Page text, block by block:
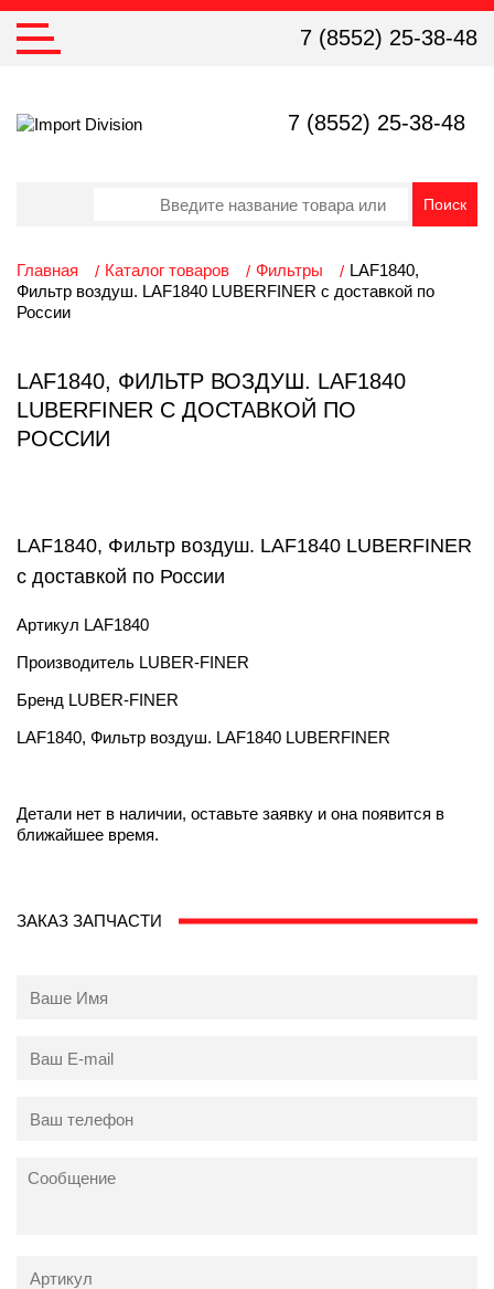
7 (8552) 25-38-48
7 (8552) 25-38-48
Главная Каталог товаров Фильтры
LAF1840,
Фильтр воздуш. LAF1840 LUBERFINER с доставкой по
России
LAF1840, ФИЛЬТР ВОЗДУШ. LAF1840
LUBERFINER С ДОСТАВКОЙ ПО
РОССИИ
LAF1840, Фильтр воздуш. LAF1840 LUBERFINER
с доставкой по России
Артикул LAF1840
Производитель LUBER-FINER
Бренд LUBER-FINER
LAF1840, Фильтр воздуш. LAF1840 LUBERFINER
Детали нет в наличии, оставьте заявку и она появится в
ближайшее время.
ЗАКАЗ ЗАПЧАСТИ